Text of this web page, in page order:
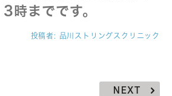
時までです。
投稿者: 品川ストリングスクリニック
NEXT